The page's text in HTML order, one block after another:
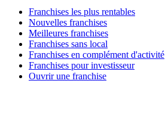
Franchises les plus rentables
Nouvelles franchises
Meilleures franchises
Franchises sans local
Franchises en complément d'activité
Franchises pour investisseur
Ouvrir une franchise